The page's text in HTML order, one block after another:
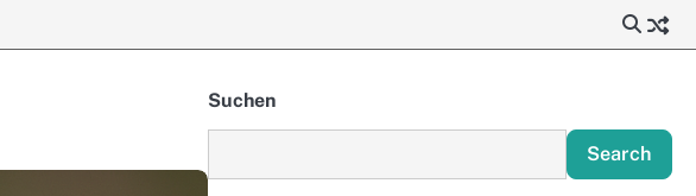
Suchen
Search